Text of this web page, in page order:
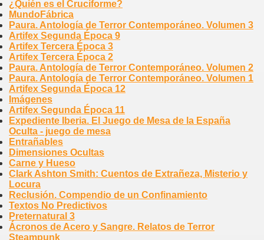
¿Quién es el Cruciforme?
MundoFábrica
Paura. Antología de Terror Contemporáneo. Volumen 3
Artifex Segunda Época 9
Artifex Tercera Época 3
Artifex Tercera Época 2
Paura. Antología de Terror Contemporáneo. Volumen 2
Paura. Antología de Terror Contemporáneo. Volumen 1
Artifex Segunda Época 12
Imágenes
Artifex Segunda Época 11
Expediente Iberia. El Juego de Mesa de la España
Oculta - juego de mesa
Entrañables
Dimensiones Ocultas
Carne y Hueso
Clark Ashton Smith: Cuentos de Extrañeza, Misterio y
Locura
Reclusión. Compendio de un Confinamiento
Textos No Predictivos
Preternatural 3
Ácronos de Acero y Sangre. Relatos de Terror
Steampunk